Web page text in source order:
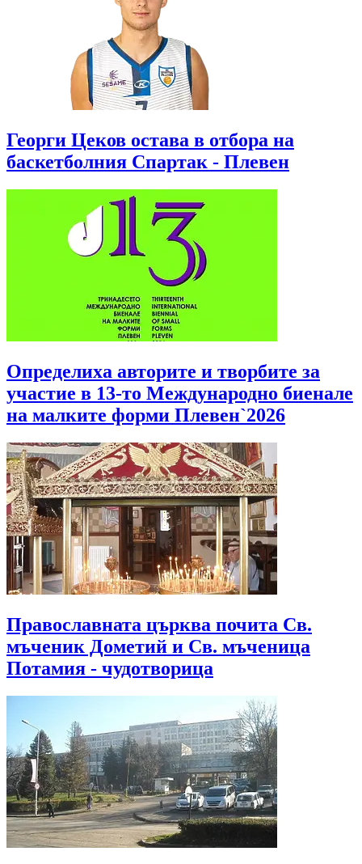
Георги Цеков остава в отбора на
баскетболния Спартак - Плевен
Определиха авторите и творбите за
участие в 13-то Международно биенале
на малките форми Плевен`2026
Православната църква почита Св.
мъченик Дометий и Св. мъченица
Потамия - чудотворица